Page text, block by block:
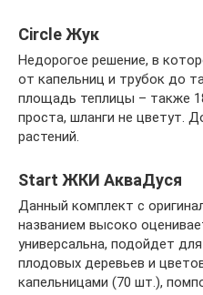
Circle Жук
Недорогое решение, в
от капельниц и трубок до
площадь теплицы – также
проста, шланги не цветут.
растений.
Start ЖКИ АкваДуся
Данный комплект с
названием высоко
универсальна, подойдет
плодовых деревьев и
капельницами (70 шт.),